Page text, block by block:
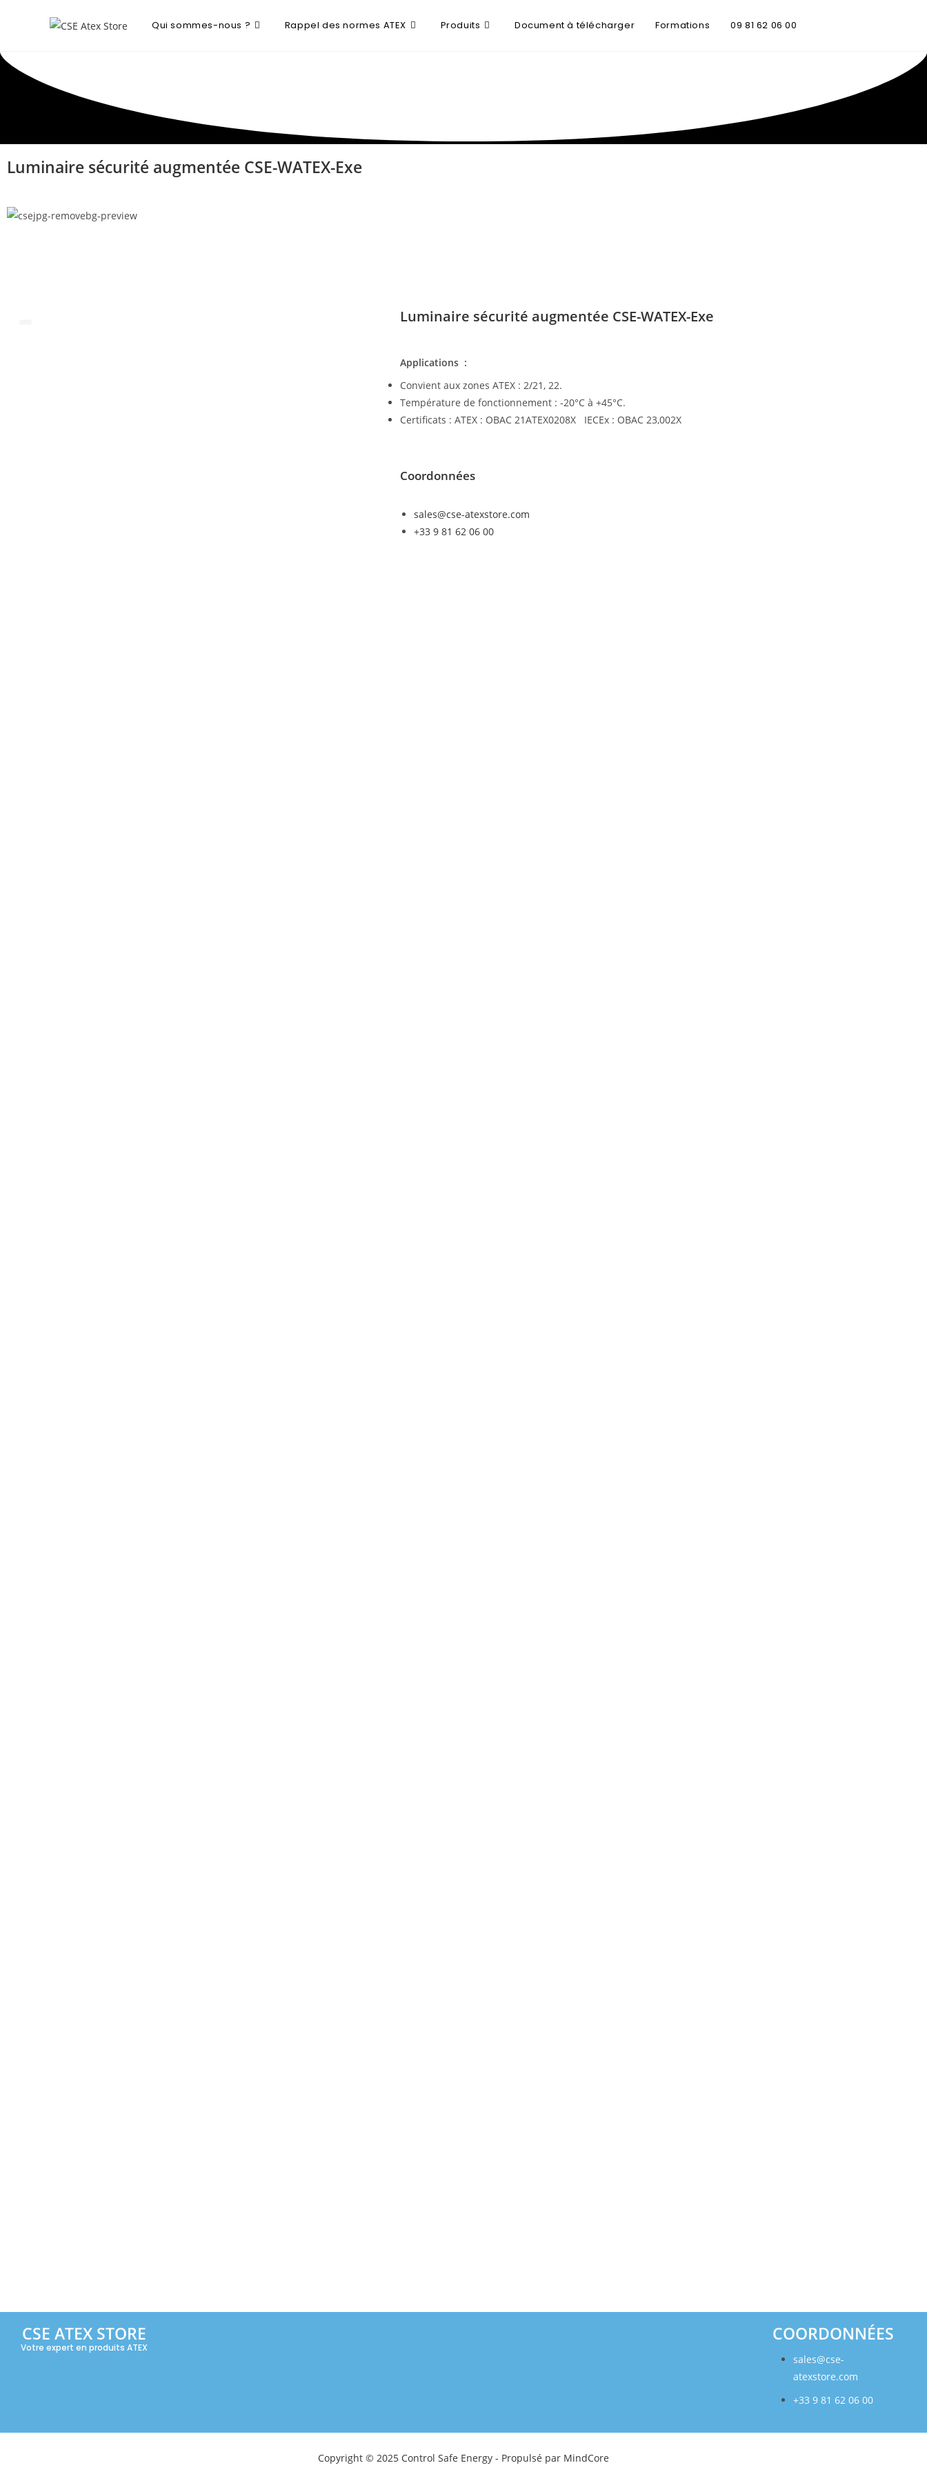
Qui sommes-nous ? Rappel des normes ATEX Produits Document à télécharger Formations 09 81 62 06 00
Luminaire sécurité augmentée CSE-WATEX-Exe
Luminaire sécurité augmentée CSE-WATEX-Exe
Applications :
Convient aux zones ATEX : 2/21, 22.
Température de fonctionnement : -20°C à +45°C.
Certificats : ATEX : OBAC 21ATEX0208X IECEx : OBAC 23,002X
Coordonnées
sales@cse-atexstore.com
+33 9 81 62 06 00
CSE ATEX STORE
Votre expert en produits ATEX
COORDONNÉES
sales@cse-
atexstore.com
+33 9 81 62 06 00
Copyright © 2025 Control Safe Energy - Propulsé par MindCore